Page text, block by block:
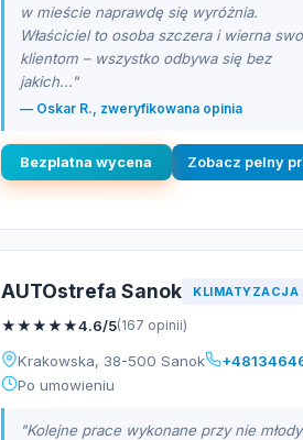
w mieście naprawdę się wyróżnia.
Właściciel to osoba szczera i wierna
klientom – wszystko odbywa się bez
jakich..."
— Oskar R., zweryfikowana opinia
Bezplatna wycena Zobacz pelny
AUTOstrefa Sanok KLIMATYZACJA
★★★★★4.6/5(167 opinii)
Krakowska, 38-500 Sanok
Po umowieniu
"Kolejne prace wykonane przy nie